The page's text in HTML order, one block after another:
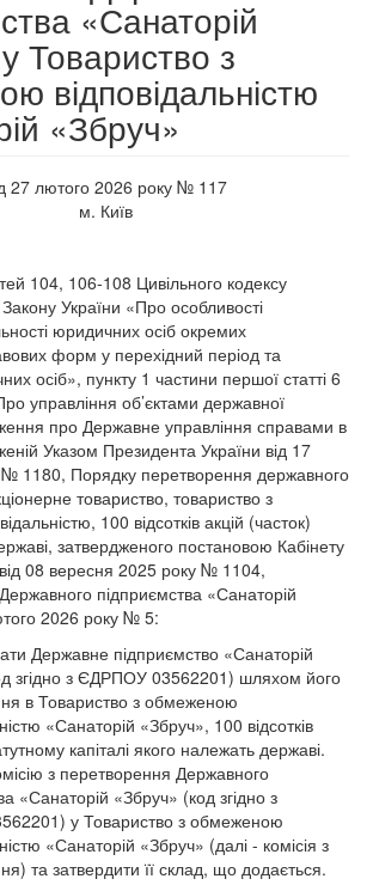
«Санаторій
Товариство з
відповідальністю
«Збруч»
27 лютого 2026 року № 117
м. Київ
104, 106-108 Цивільного кодексу
Закону України «Про особливості
юридичних осіб окремих
форм у перехідний період та
осіб», пункту 1 частини першої статті 6
управління об’єктами державної
про Державне управління справами в
Указом Президента України від 17
№ 1180, Порядку перетворення державного
товариство, товариство з
100 відсотків акцій (часток)
затвердженого постановою Кабінету
від 08 вересня 2025 року № 1104,
підприємства «Санаторій
2026 року № 5:
Державне підприємство «Санаторій
згідно з ЄДРПОУ 03562201) шляхом його
в Товариство з обмеженою
«Санаторій «Збруч», 100 відсотків
капіталі якого належать державі.
з перетворення Державного
«Санаторій «Збруч» (код згідно з
у Товариство з обмеженою
«Санаторій «Збруч» (далі - комісія з
та затвердити її склад, що додається.